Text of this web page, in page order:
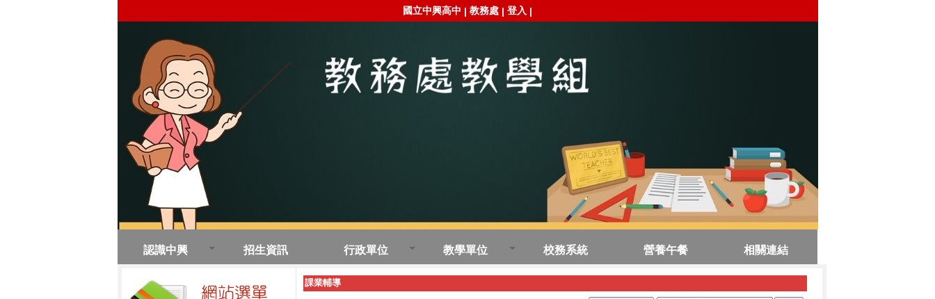
國立中興高中 | 教務處 | 登入 |
認識中興 招生資訊 行政單位 教學單位 校務系統 營養午餐 相關連結
課業輔導